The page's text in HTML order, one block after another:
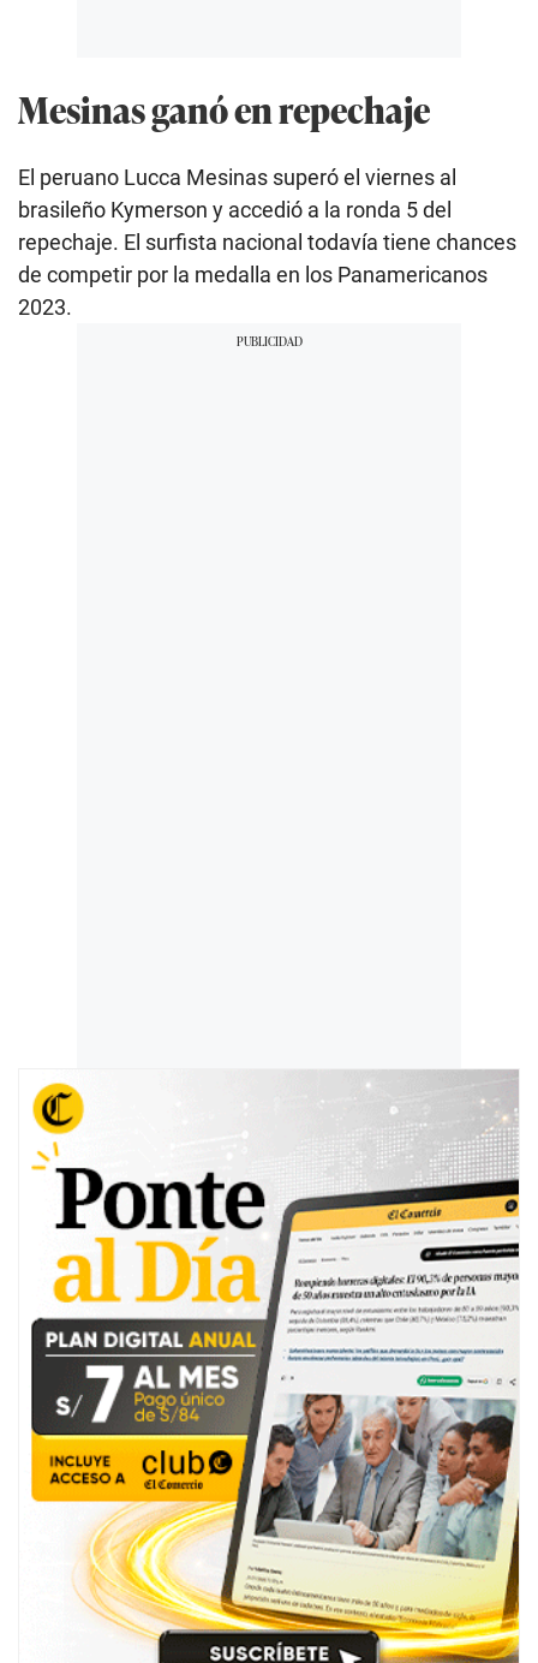
Mesinas ganó en repechaje
El peruano Lucca Mesinas superó el viernes al
brasileño Kymerson y accedió a la ronda 5 del
repechaje. El surfista nacional todavía tiene chances
de competir por la medalla en los Panamericanos
2023.